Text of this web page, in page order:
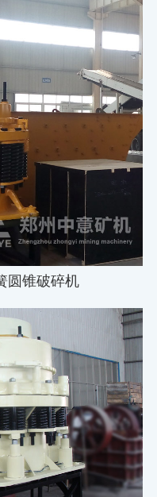
圆锥破碎机